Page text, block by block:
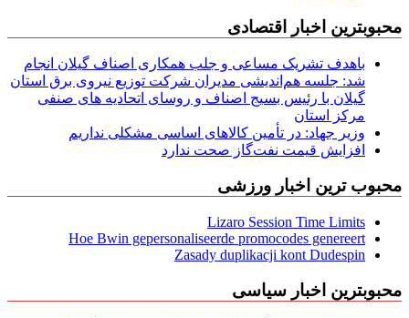
محبوبترین اخبار اقتصادی
باهدف تشریک مساعی و جلب همکاری اصناف گیلان انجام
شد: جلسه هم‌اندیشی مدیران شركت توزیع نیروی برق استان
گیلان با رئیس بسیج اصناف و روسای اتحادیه های صنفی
مركز استان
وزیر جهاد: در تأمین کالاهای اساسی مشکلی نداریم
افزایش قیمت نفت‌گاز صحت ندارد
محبوب ترین اخبار ورزشی
Lizaro Session Time Limits
Hoe Bwin gepersonaliseerde promocodes genereert
Zasady duplikacji kont Dudespin
محبوبترین اخبار سیاسی